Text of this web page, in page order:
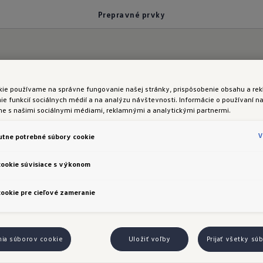
Prepravné prvky
všetko čo najviac udržalo na svojom
majú na spodnej strane silnú suchú zipsovú
predmetu, ktorý sa má upevniť. Týmto
s hmotnosťou do 8 kg. O prepravné prvky sa
používame na správne fungovanie našej stránky, prispôsobenie obsahu a
funkcií sociálnych médií a na analýzu návštevnosti. Informácie o používaní
s našimi sociálnymi médiami, reklamnými a analytickými partnermi.
potrebné súbory cookie
súvisiace s výkonom
pre cieľové zameranie
súborov cookie Uložiť voľby Prijať všetky